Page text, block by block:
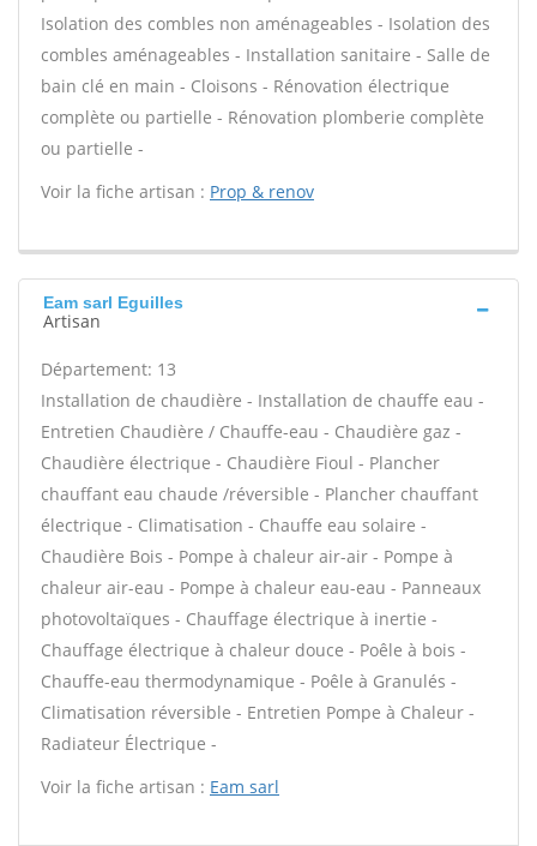
Isolation des combles non aménageables - Isolation des
combles aménageables - Installation sanitaire - Salle de
bain clé en main - Cloisons - Rénovation électrique
complète ou partielle - Rénovation plomberie complète
ou partielle -
Voir la fiche artisan : Prop & renov
Eam sarl Eguilles
Artisan
Département: 13
Installation de chaudière - Installation de chauffe eau -
Entretien Chaudière / Chauffe-eau - Chaudière gaz -
Chaudière électrique - Chaudière Fioul - Plancher
chauffant eau chaude /réversible - Plancher chauffant
électrique - Climatisation - Chauffe eau solaire -
Chaudière Bois - Pompe à chaleur air-air - Pompe à
chaleur air-eau - Pompe à chaleur eau-eau - Panneaux
photovoltaïques - Chauffage électrique à inertie -
Chauffage électrique à chaleur douce - Poêle à bois -
Chauffe-eau thermodynamique - Poêle à Granulés -
Climatisation réversible - Entretien Pompe à Chaleur -
Radiateur Électrique -
Voir la fiche artisan : Eam sarl